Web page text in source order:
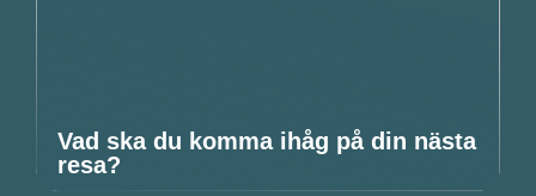
Vad ska du komma ihåg på din nästa
resa?